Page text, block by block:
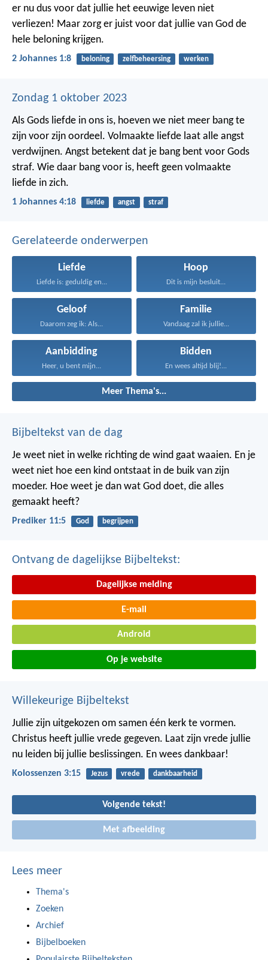
er nu dus voor dat jullie het eeuwige leven niet
verliezen! Maar zorg er juist voor dat jullie van God de
hele beloning krijgen.
2 Johannes 1:8 beloning zelfbeheersing werken
Zondag 1 oktober 2023
Als Gods liefde in ons is, hoeven we niet meer bang te
zijn voor zijn oordeel. Volmaakte liefde laat alle angst
verdwijnen. Angst betekent dat je bang bent voor Gods
straf. Wie daar bang voor is, heeft geen volmaakte
liefde in zich.
1 Johannes 4:18 liefde angst straf
Gerelateerde onderwerpen
Liefde
Liefde is: geduldig en...
Hoop
Dit is mijn besluit...
Geloof
Daarom zeg ik: Als...
Familie
Vandaag zal ik jullie...
Aanbidding
Heer, u bent mijn...
Bidden
En wees altijd blij!...
Meer Thema's...
Bijbeltekst van de dag
Je weet niet in welke richting de wind gaat waaien. En je
weet niet hoe een kind ontstaat in de buik van zijn
moeder. Hoe weet je dan wat God doet, die alles
gemaakt heeft?
Prediker 11:5 God begrijpen
Ontvang de dagelijkse Bijbeltekst:
Dagelijkse melding
E-mail
Android
Op je website
Willekeurige Bijbeltekst
Jullie zijn uitgekozen om samen één kerk te vormen.
Christus heeft jullie vrede gegeven. Laat zijn vrede jullie
nu leiden bij jullie beslissingen. En wees dankbaar!
Kolossenzen 3:15 Jezus vrede dankbaarheid
Volgende tekst!
Met afbeelding
Lees meer
Thema's
Zoeken
Archief
Bijbelboeken